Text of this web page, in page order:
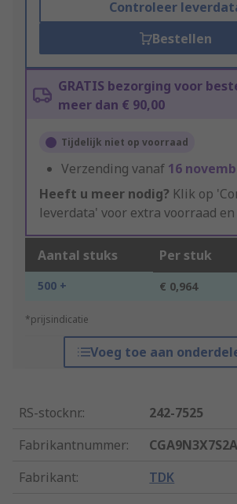
Controleer
Bestellen
GRATIS bezorging voor
meer dan € 90,00
Tijdelijk niet op voorraad
Verzending vanaf 16
Heeft u meer nodig? Klik op
leverdata' voor extra voorraad
Aantal stuks Per stuk
500 + € 0,964
*prijsindicatie
Voeg toe aan
RS-stocknr.:
242-7525
Fabrikantnummer:
Fabrikant: TDK